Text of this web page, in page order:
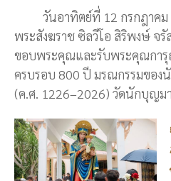
วันอาทิตย์ที่ 12 กรกฎาคม ค
พระสังฆราช ซิลวีโอ สิริพงษ์ จ
ขอบพระคุณและรับพระคุณกา
ครบรอบ 800 ปี มรณกรรมขอ
(ค.ศ. 1226–2026) วัดนักบุญมา